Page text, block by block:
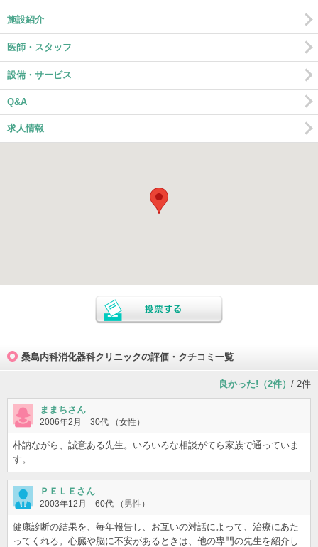
施設紹介
医師・スタッフ
設備・サービス
Q&A
求人情報
桑島内科消化器科クリニックの評価・クチコミ一覧
良かった!（2件） / 2件
ままちさん
2006年2月 30代 （女性）
朴訥ながら、誠意ある先生。いろいろな相談がてら家族で通っていま
す。
ＰＥＬＥさん
2003年12月 60代 （男性）
健康診断の結果を、毎年報告し、お互いの対話によって、治療にあた
ってくれる。心臓や脳に不安があるときは、他の専門の先生を紹介し